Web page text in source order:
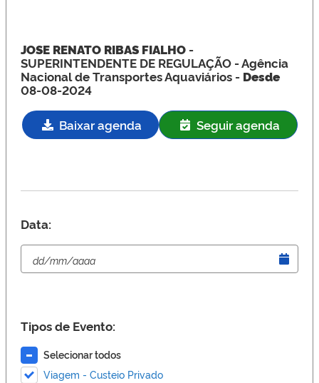
JOSE RENATO RIBAS FIALHO -
SUPERINTENDENTE DE REGULAÇÃO - Agência
Nacional de Transportes Aquaviários - Desde
08-08-2024
Baixar agenda Seguir agenda
Data:
Tipos de Evento:
Selecionar todos
Viagem - Custeio Privado